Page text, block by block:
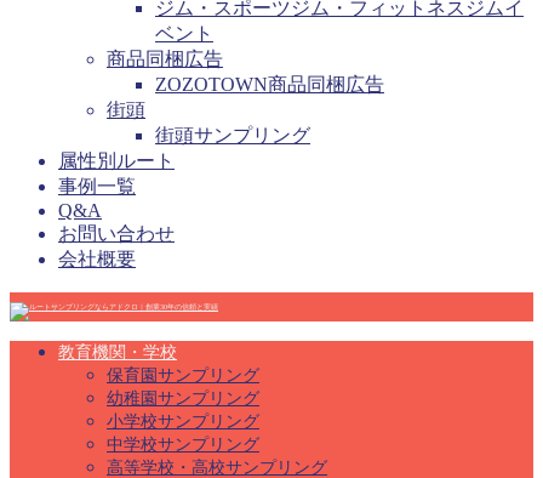
ジム・スポーツジム・フィットネスジムイ
ベント
商品同梱広告
ZOZOTOWN商品同梱広告
街頭
街頭サンプリング
属性別ルート
事例一覧
Q&A
お問い合わせ
会社概要
教育機関・学校
保育園サンプリング
幼稚園サンプリング
小学校サンプリング
中学校サンプリング
高等学校・高校サンプリング